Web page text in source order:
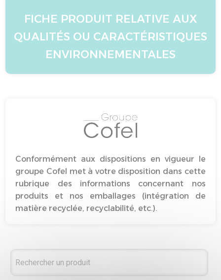
FICHE PRODUIT RELATIVE AUX
QUALITÉS OU CARACTÉRISTIQUES
ENVIRONNEMENTALES
Conformément aux dispositions en vigueur le
groupe Cofel met à votre disposition dans cette
rubrique des informations concernant nos
produits et nos emballages (intégration de
matière recyclée, recyclabilité, etc.).